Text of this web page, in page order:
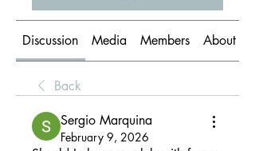
Discussion Media Members About
Back
Sergio Marquina
February 9, 2026